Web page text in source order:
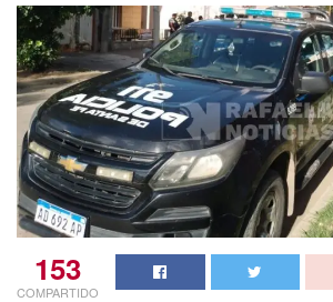
153
COMPARTIDO